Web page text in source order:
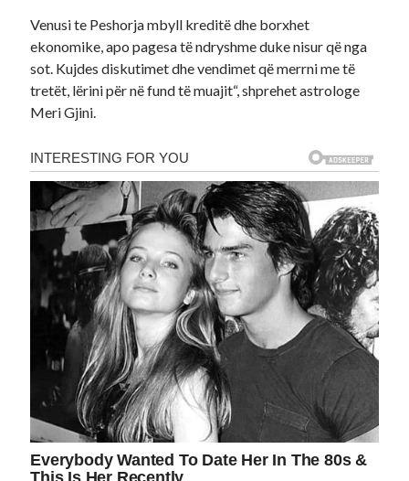
Venusi te Peshorja mbyll kreditë dhe borxhet
ekonomike, apo pagesa të ndryshme duke nisur që nga
sot. Kujdes diskutimet dhe vendimet që merrni me të
tretët, lërini për në fund të muajit“, shprehet astrologe
Meri Gjini.